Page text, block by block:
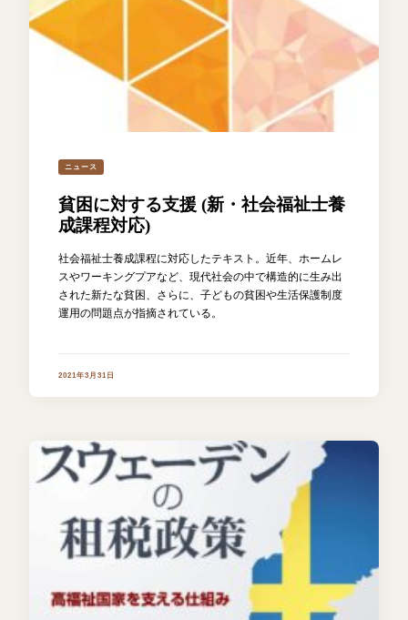
ニュース
貧困に対する支援 (新・社会福祉士養
成課程対応)
社会福祉士養成課程に対応したテキスト。近年、ホームレ
スやワーキングプアなど、現代社会の中で構造的に生み出
された新たな貧困、さらに、子どもの貧困や生活保護制度
運用の問題点が指摘されている。
2021年3月31日